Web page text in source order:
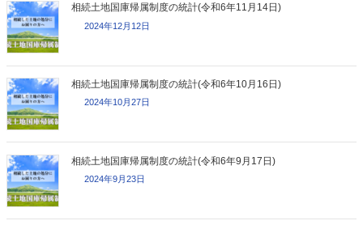
相続土地国庫帰属制度の統計(令和6年11月14日)
2024年12月12日
相続土地国庫帰属制度の統計(令和6年10月16日)
2024年10月27日
相続土地国庫帰属制度の統計(令和6年9月17日)
2024年9月23日